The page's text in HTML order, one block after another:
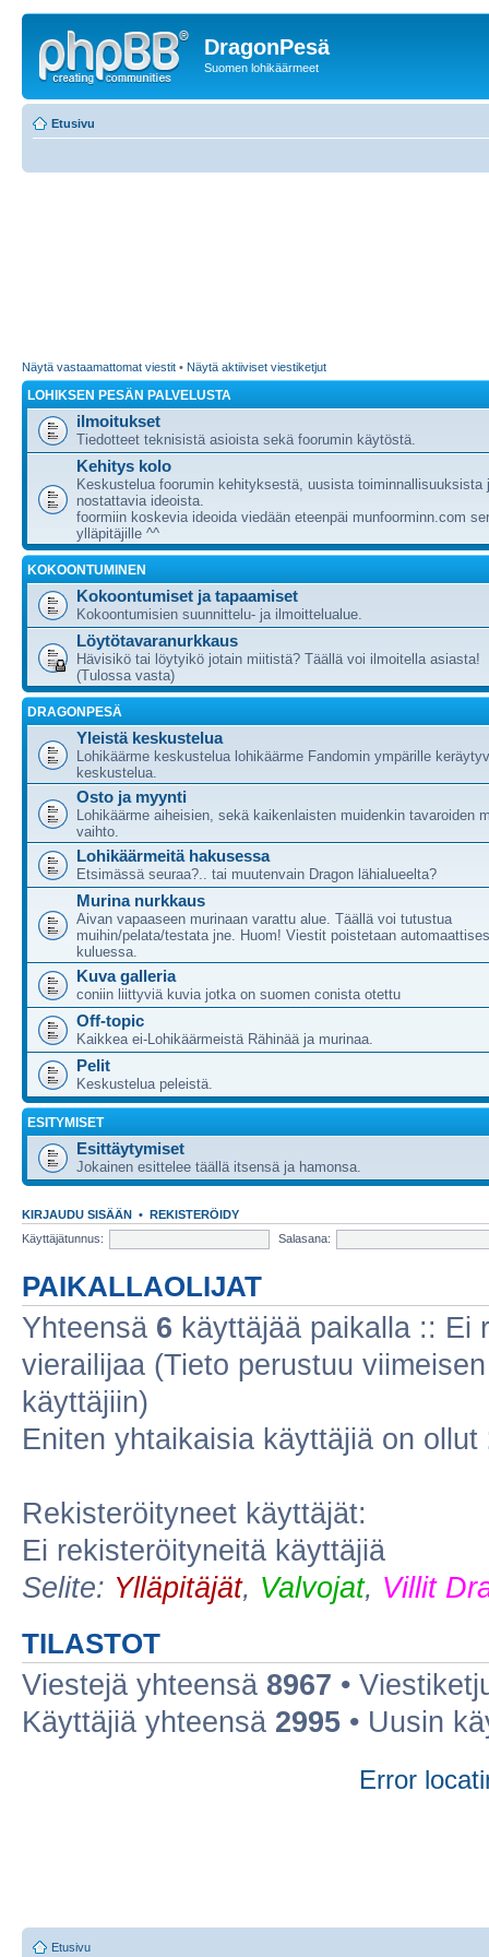
DragonPesä
Suomen lohikäärmeet
Etusivu
Näytä vastaamattomat viestit • Näytä aktiiviset viestiketjut
LOHIKSEN PESÄN PALVELUSTA
ilmoitukset
Tiedotteet teknisistä asioista sekä foorumin käytöstä.
Kehitys kolo
Keskustelua foorumin kehityksestä, uusista toiminnallisuuksista
nostattavia ideoista.
foormiin koskevia ideoida viedään eteenpäi munfoorminn.com
ylläpitäjille ^^
KOKOONTUMINEN
Kokoontumiset ja tapaamiset
Kokoontumisien suunnittelu- ja ilmoittelualue.
Löytötavaranurkkaus
Hävisikö tai löytyikö jotain miitistä? Täällä voi ilmoitella asiasta!
(Tulossa vasta)
DRAGONPESÄ
Yleistä keskustelua
Lohikäärme keskustelua lohikäärme Fandomin ympärille
keskustelua.
Osto ja myynti
Lohikäärme aiheisien, sekä kaikenlaisten muidenkin tavaroiden
vaihto.
Lohikäärmeitä hakusessa
Etsimässä seuraa?.. tai muutenvain Dragon lähialueelta?
Murina nurkkaus
Aivan vapaaseen murinaan varattu alue. Täällä voi tutustua
muihin/pelata/testata jne. Huom! Viestit poistetaan
kuluessa.
Kuva galleria
coniin liittyviä kuvia jotka on suomen conista otettu
Off-topic
Kaikkea ei-Lohikäärmeistä Rähinää ja murinaa.
Pelit
Keskustelua peleistä.
ESITYMISET
Esittäytymiset
Jokainen esittelee täällä itsensä ja hamonsa.
KIRJAUDU SISÄÄN • REKISTERÖIDY
Käyttäjätunnus:
Salasana:
PAIKALLAOLIJAT
Yhteensä 6 käyttäjää paikalla :: Ei
vierailijaa (Tieto perustuu
käyttäjiin)
Eniten yhtaikaisia käyttäjiä on ollut
Rekisteröityneet käyttäjät:
Ei rekisteröityneitä käyttäjiä
Selite: Ylläpitäjät, Valvojat, Villit
TILASTOT
Viestejä yhteensä 8967 •
Käyttäjiä yhteensä 2995 • Uusin
Error
Etusivu